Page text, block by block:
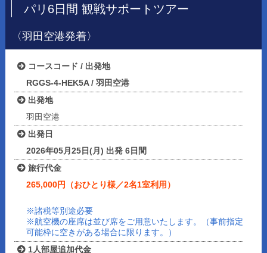
パリ6日間 観戦サポートツアー
〈羽田空港発着〉
コースコード / 出発地
RGGS-4-HEK5A / 羽田空港
出発地
羽田空港
出発日
2026年05月25日(月) 出発 6日間
旅行代金
265,000円（おひとり様／2名1室利用）
※諸税等別途必要
※航空機の座席は並び席をご用意いたします。（事前指定
可能枠に空きがある場合に限ります。）
1人部屋追加代金